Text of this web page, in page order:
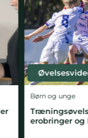
Øvelsesvideo
Børn og unge
erobringer og